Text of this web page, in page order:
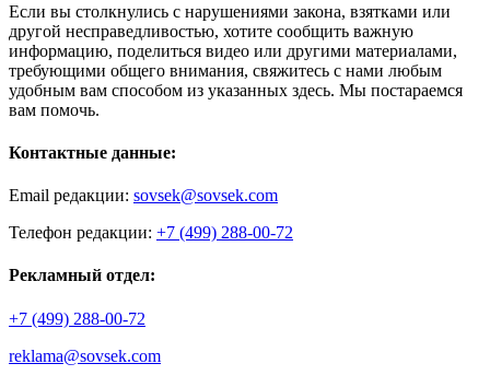
Если вы столкнулись с нарушениями закона, взятками или
другой несправедливостью, хотите сообщить важную
информацию, поделиться видео или другими материалами,
требующими общего внимания, свяжитесь с нами любым
удобным вам способом из указанных здесь. Мы постараемся
вам помочь.
Контактные данные:
Email редакции: sovsek@sovsek.com
Телефон редакции: +7 (499) 288-00-72
Рекламный отдел:
+7 (499) 288-00-72
reklama@sovsek.com